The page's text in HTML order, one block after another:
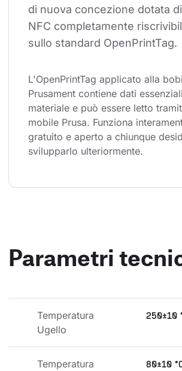
di nuova concezione dotata
NFC completamente
sullo standard OpenPrintTag.
L'OpenPrintTag applicato alla
Prusament contiene dati
materiale e può essere letto
mobile Prusa. Funziona
gratuito e aperto a chiunque
svilupparlo ulteriormente.
Parametri
Temperatura
Ugello
250±10
Temperatura
80±10